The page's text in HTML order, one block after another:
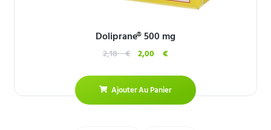
Doliprane® 500 mg
2,18€ 2,00 €
Ajouter Au Panier